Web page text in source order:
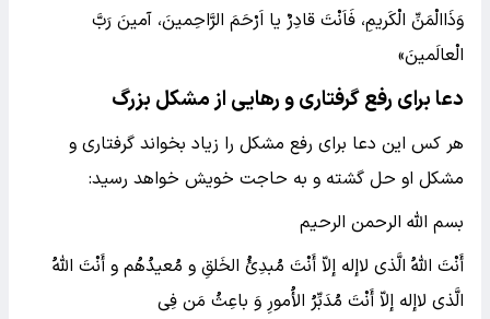
وَذَاالْمَنِّ الْکَریمِ، فَاَنْتَ قادِرٌ یا اَرْحَمَ‌ الرَّاحِمینَ، آمینَ رَبَّ
الْعالَمینَ»
دعا برای رفع گرفتاری و رهایی از مشکل بزرگ
هر کس این دعا برای رفع مشکل را زیاد بخواند گرفتاری و
مشکل او حل گشته و به حاجت خویش خواهد رسید:
بسم الله الرحمن الرحیم
أَنْتَ اللهُ الَّذی لاإله إلاّ أَنْتَ مُبدِئُ الخَلقِ و مُعیدُهُم و أَنْتَ اللهُ
الَّذی لاإله إلاّ أَنْتَ مُدَبِّرُ الأُمورِ وَ باعِثُ مَن فِی